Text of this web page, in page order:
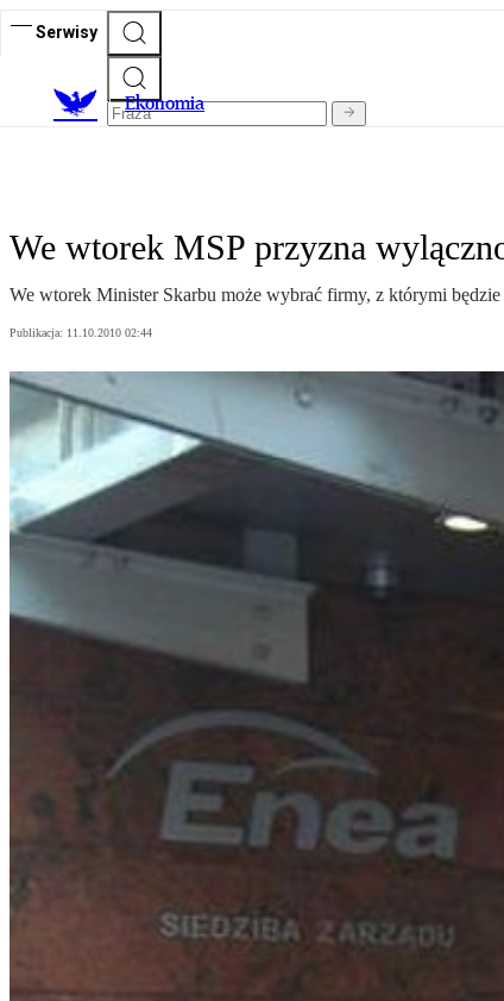
Serwisy
Ekonomia
We wtorek MSP przyzna
We wtorek Minister Skarbu może wybrać firmy, z którymi
Publikacja: 11.10.2010 02:44